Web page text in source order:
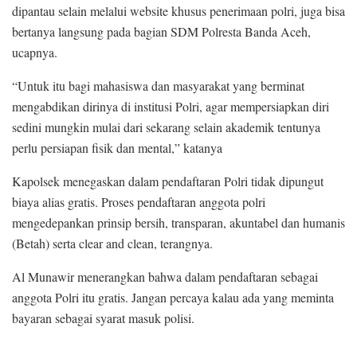
dipantau selain melalui website khusus penerimaan polri, juga bisa
bertanya langsung pada bagian SDM Polresta Banda Aceh,
ucapnya.
“Untuk itu bagi mahasiswa dan masyarakat yang berminat
mengabdikan dirinya di institusi Polri, agar mempersiapkan diri
sedini mungkin mulai dari sekarang selain akademik tentunya
perlu persiapan fisik dan mental,” katanya
Kapolsek menegaskan dalam pendaftaran Polri tidak dipungut
biaya alias gratis. Proses pendaftaran anggota polri
mengedepankan prinsip bersih, transparan, akuntabel dan humanis
(Betah) serta clear and clean, terangnya.
Al Munawir menerangkan bahwa dalam pendaftaran sebagai
anggota Polri itu gratis. Jangan percaya kalau ada yang meminta
bayaran sebagai syarat masuk polisi.